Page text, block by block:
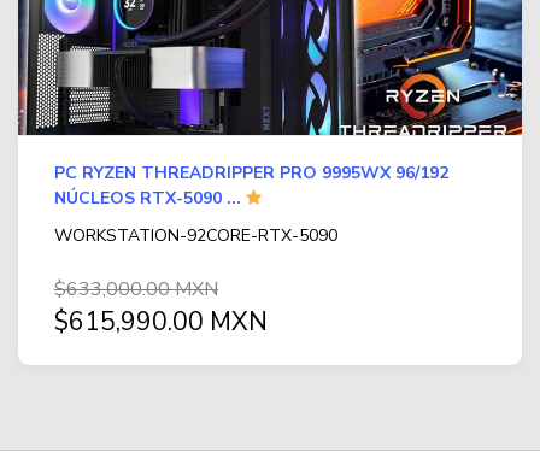
PC RYZEN THREADRIPPER PRO 9995WX 96/192
NÚCLEOS RTX-5090 ...
WORKSTATION-92CORE-RTX-5090
$633,000.00 MXN
$615,990.00 MXN